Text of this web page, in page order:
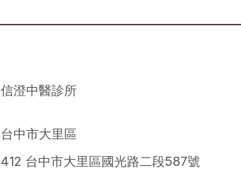
信澄中醫診所
台中市大里區
412 台中市大里區國光路二段587號